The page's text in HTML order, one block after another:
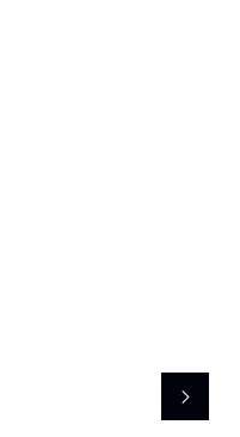
特定商取引に